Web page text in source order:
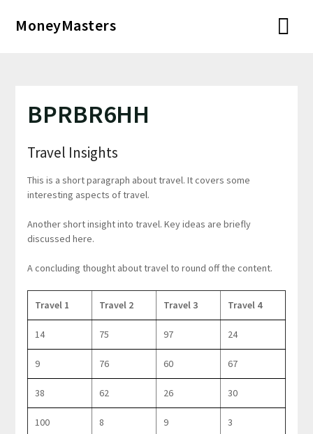
MoneyMasters
BPRBR6HH
Travel Insights
This is a short paragraph about travel. It covers some
interesting aspects of travel.
Another short insight into travel. Key ideas are briefly
discussed here.
A concluding thought about travel to round off the content.
Travel 1 Travel 2 Travel 3 Travel 4
14 75 97 24
9 76 60 67
38 62 26 30
100 8 9 3